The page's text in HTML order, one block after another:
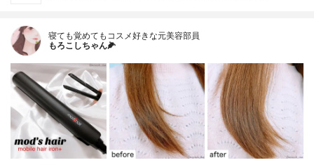
寝ても覚めてもコスメ好きな元美容部員
もろこしちゃん🌽